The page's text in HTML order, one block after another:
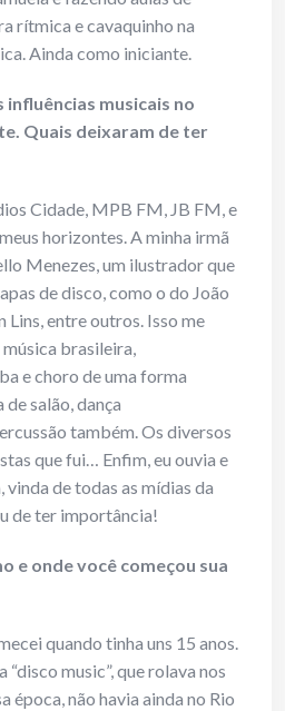
rítmica e cavaquinho na
Ainda como iniciante.
influências musicais no
Quais deixaram de ter
Cidade, MPB FM, JB FM, e
horizontes. A minha irmã
Menezes, um ilustrador que
de disco, como o do João
Lins, entre outros. Isso me
brasileira,
e choro de uma forma
salão, dança
também. Os diversos
que fui… Enfim, eu ouvia e
de todas as mídias da
de ter importância!
e onde você começou sua
quando tinha uns 15 anos.
music”, que rolava nos
época, não havia ainda no Rio